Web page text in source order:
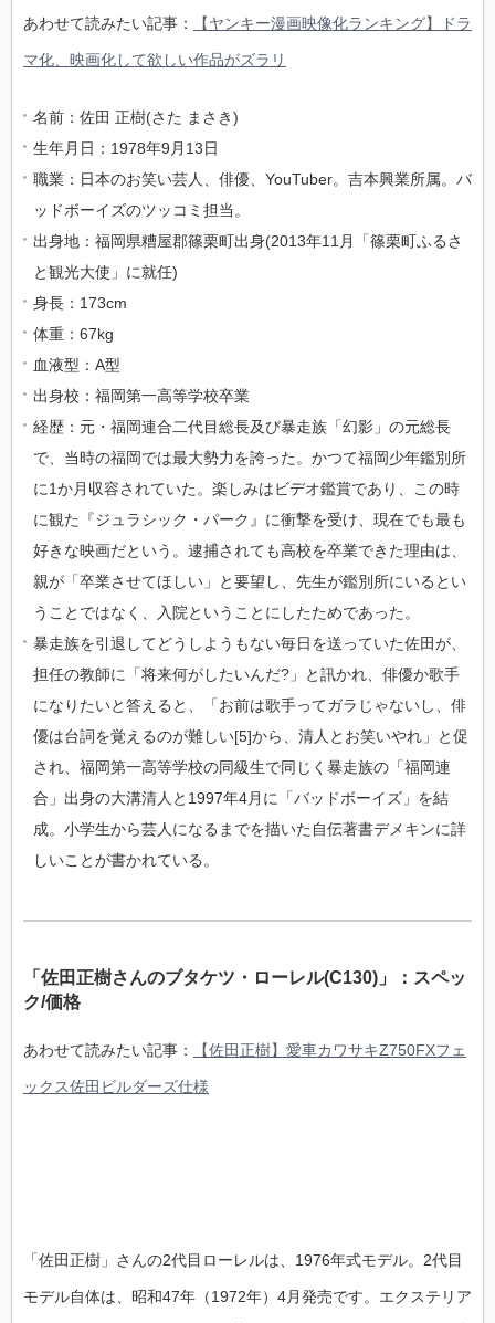
あわせて読みたい記事： 【ヤンキー漫画映像化ランキング】ドラ
マ化、映画化して欲しい作品がズラリ
名前：佐田 正樹(さた まさき)
生年月日：1978年9月13日
職業：日本のお笑い芸人、俳優、YouTuber。吉本興業所属。バ
ッドボーイズのツッコミ担当。
出身地：福岡県糟屋郡篠栗町出身(2013年11月「篠栗町ふるさ
と観光大使」に就任)
身長：173cm
体重：67kg
血液型：A型
出身校：福岡第一高等学校卒業
経歴：元・福岡連合二代目総長及び暴走族「幻影」の元総長
で、当時の福岡では最大勢力を誇った。かつて福岡少年鑑別所
に1か月収容されていた。楽しみはビデオ鑑賞であり、この時
に観た『ジュラシック・パーク』に衝撃を受け、現在でも最も
好きな映画だという。逮捕されても高校を卒業できた理由は、
親が「卒業させてほしい」と要望し、先生が鑑別所にいるとい
うことではなく、入院ということにしたためであった。
暴走族を引退してどうしようもない毎日を送っていた佐田が、
担任の教師に「将来何がしたいんだ?」と訊かれ、俳優か歌手
になりたいと答えると、「お前は歌手ってガラじゃないし、俳
優は台詞を覚えるのが難しい[5]から、清人とお笑いやれ」と促
され、福岡第一高等学校の同級生で同じく暴走族の「福岡連
合」出身の大溝清人と1997年4月に「バッドボーイズ」を結
成。小学生から芸人になるまでを描いた自伝著書デメキンに詳
しいことが書かれている。
「佐田正樹さんのブタケツ・ローレル(C130)」：スペッ
ク/価格
あわせて読みたい記事： 【佐田正樹】愛車カワサキZ750FXフェ
ックス佐田ビルダーズ仕様
「佐田正樹」さんの2代目ローレルは、1976年式モデル。2代目
モデル自体は、 昭和47年（1972年） 4月発売です。エクステリア